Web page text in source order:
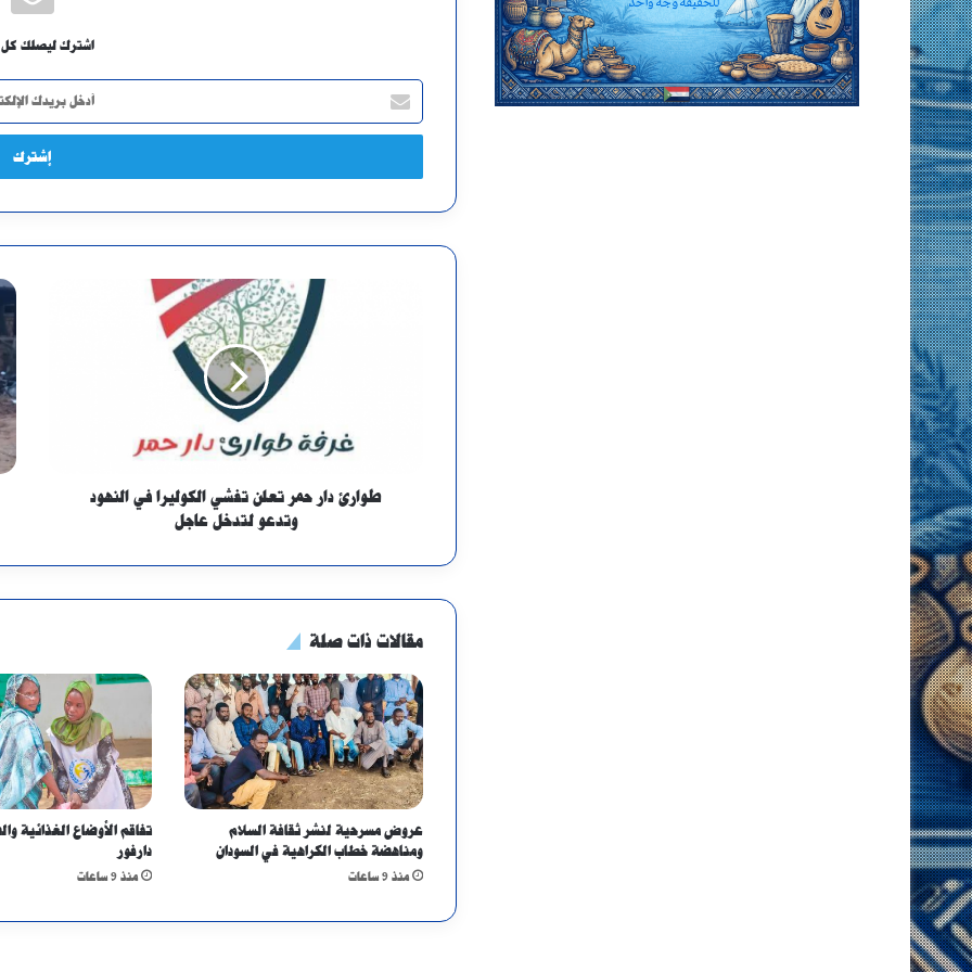
اشترك ليصلك كل
أدخل
بريدك
الإلكتروني
طوارئ دار حمر تعلن تفشي الكوليرا في النهود
وتدعو لتدخل عاجل
مقالات ذات صلة
عروض مسرحية لنشر ثقافة السلام
ومناهضة خطاب الكراهية في السودان
منذ 9 ساعات
تفاقم الأوضاع الغذائية
دارفور
منذ 9 ساعات